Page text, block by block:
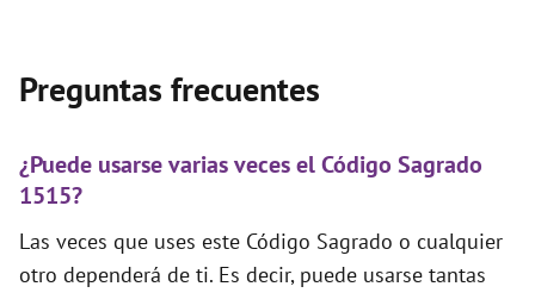
Preguntas frecuentes
¿Puede usarse varias veces el Código Sagrado
1515?
Las veces que uses este Código Sagrado o cualquier
otro dependerá de ti. Es decir, puede usarse tantas